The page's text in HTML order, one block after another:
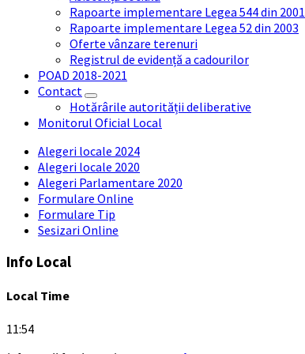
Rapoarte implementare Legea 544 din 2001
Rapoarte implementare Legea 52 din 2003
Oferte vânzare terenuri
Registrul de evidență a cadourilor
POAD 2018-2021
Contact
Hotărârile autorității deliberative
Monitorul Oficial Local
Alegeri locale 2024
Alegeri locale 2020
Alegeri Parlamentare 2020
Formulare Online
Formulare Tip
Sesizari Online
Info Local
Local Time
11:54